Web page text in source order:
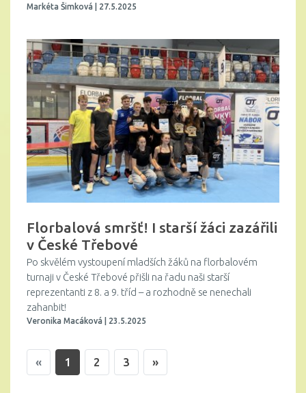
Markéta Šimková | 27.5.2025
Florbalová smršť! I starší žáci zazářili
v České Třebové
Po skvělém vystoupení mladších žáků na florbalovém
turnaji v České Třebové přišli na řadu naši starší
reprezentanti z 8. a 9. tříd – a rozhodně se nenechali
zahanbit!
Veronika Macáková | 23.5.2025
« 1 2 3 »